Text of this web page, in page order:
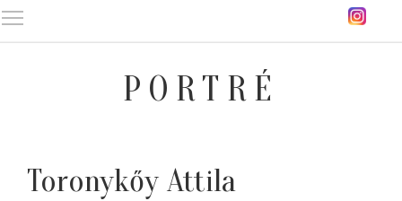
PORTRÉ
Toronykőy Attila